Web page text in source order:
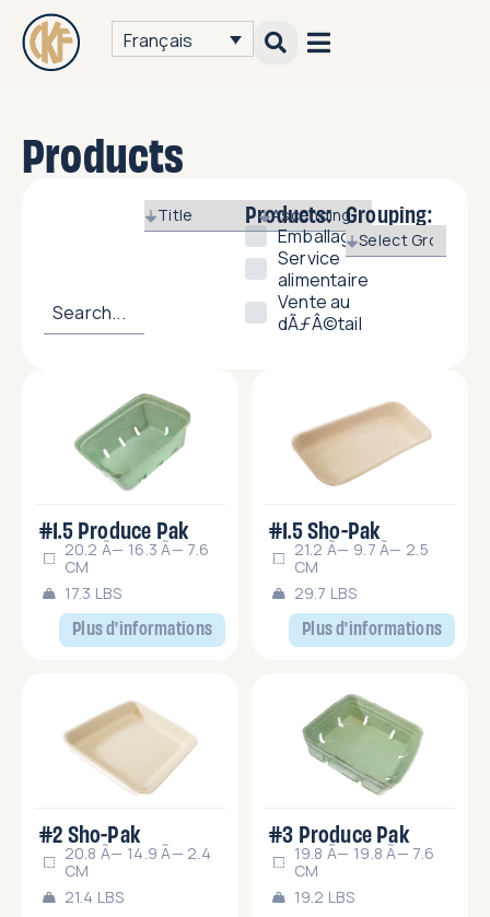
Français
Products
Products:
Emballage
Service
alimentaire
Vente au
dÃƒÂ©tail
Grouping:
Plus d'informations
#1.5 Produce Pak
20.2 Ã— 16.3 Ã— 7.6
CM
17.3 LBS
Plus d'informations
#1.5 Sho-Pak
21.2 Ã— 9.7 Ã— 2.5
CM
29.7 LBS
#2 Sho-Pak
20.8 Ã— 14.9 Ã— 2.4
CM
21.4 LBS
#3 Produce Pak
19.8 Ã— 19.8 Ã— 7.6
CM
19.2 LBS